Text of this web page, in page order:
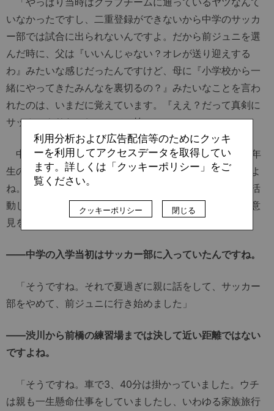
いなかったですし、二重登録ができないから中学のサッカ
ー部では試合に出られないんですよ。だから前ジュニを選
んだ時に、父は『いいんじゃない？オレが送り迎えする
わ』みたいな感じだったんですけど、母に『小学校から一
緒にやってきたみんなを裏切るの？』みたいなことを言わ
れたのは、いまだに覚えています。『ええ？だって真剣に
サッカーやりたいし』って（笑）。
中学のサッカー部には3年に次男がいたんですけど、1年
生の頃は兄と一緒に公式戦に出ていた記憶もあるんですよ
ね。その夏が終わったぐらいから、前ジュニで本格的に活
動し始めた気がします。たぶんそこが初めて親に自分の意
見を通した体験でしたね」
――中学の入学当初はサッカー部に入っていたんですね。
「そうですね。それで夏過ぎに親に話をして、サッカー
部をやめて、前ジュニに行き始めました」
――渋川から前橋の練習場までは決して近い距離ではない
ですよね。
「そうですね。車で3、40分は掛かっていました。ウチ
は親も一生懸命仕事をしていましたし、いわゆる家族旅行
利用分析および広告配信等のためにクッキ
ーを利用してアクセスデータを取得してい
ます。詳しくは「クッキーポリシー」をご
覧ください。
クッキーポリシー 閉じる